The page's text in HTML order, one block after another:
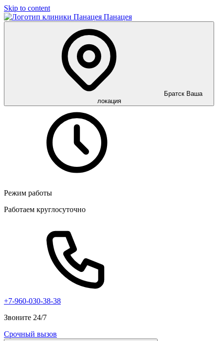
Skip to content
Панацея
Братск Ваша
локация
Режим работы
Работаем круглосуточно
+7-960-030-38-38
Звоните 24/7
Срочный вызов